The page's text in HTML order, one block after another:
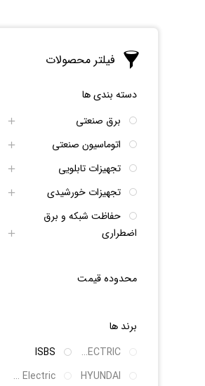
فیلتر محصولات
دسته بندی ها
برق صنعتی
اتوماسیون صنعتی
تجهیزات تابلویی
تجهیزات خورشیدی
حفاظت شبکه و برق
اضطراری
محدوده قیمت
برند ها
LS ELECTRIC
ISBS
HYUNDAI
Schneider Electric